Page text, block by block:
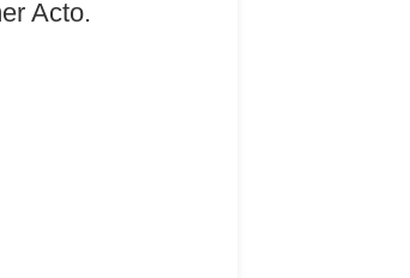
Acto.